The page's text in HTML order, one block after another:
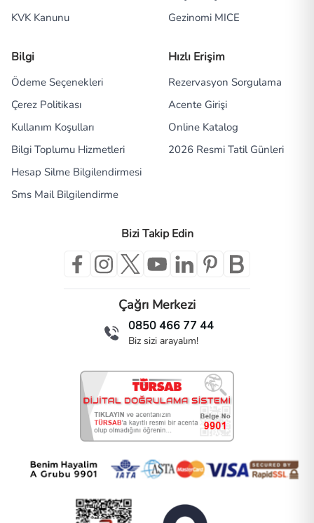
KVK Kanunu
Gezinomi MICE
Bilgi
Ödeme Seçenekleri
Çerez Politikası
Kullanım Koşulları
Bilgi Toplumu Hizmetleri
Hesap Silme Bilgilendirmesi
Sms Mail Bilgilendirme
Hızlı Erişim
Rezervasyon Sorgulama
Acente Girişi
Online Katalog
2026 Resmi Tatil Günleri
Bizi Takip Edin
Çağrı Merkezi
0850 466 77 44
Biz sizi arayalım!